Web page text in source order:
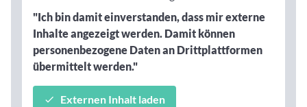
"Ich bin damit einverstanden, dass mir externe
Inhalte angezeigt werden. Damit können
personenbezogene Daten an Drittplattformen
übermittelt werden."
Externen Inhalt laden